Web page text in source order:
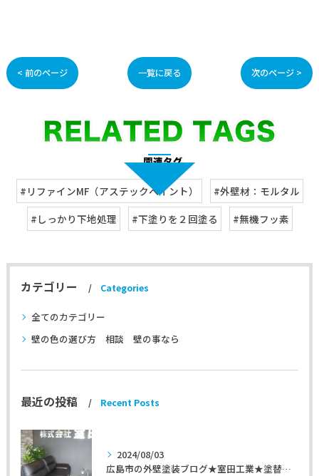
< 前のページ 一覧に戻る 次のページ >
#リファインMF（アステックペイント）
#外壁材：モルタル
#しっかり下地処理
#下塗りを２回塗る #無機フッ素
カテゴリー Categories
全てのカテゴリー
壁の色の選び方 相談 壁の事なら
最近の投稿 Recent Posts
2024/08/03
広島市の外壁塗装ブログ★室田工業★塗替えマスターズ★外壁リフォーム